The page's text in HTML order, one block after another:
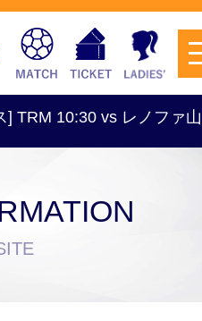
10:30 vs レノファ山